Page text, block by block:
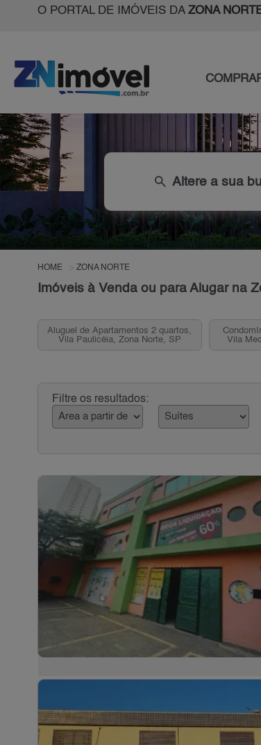
O PORTAL DE IMÓVEIS DA ZONA
search Altere a sua
HOME ZONA NORTE
Imóveis à Venda ou para Alugar na
Aluguel de Apartamentos 2 quartos,
Vila Paulicéia, Zona Norte, SP
Vila
Filtre os resultados: